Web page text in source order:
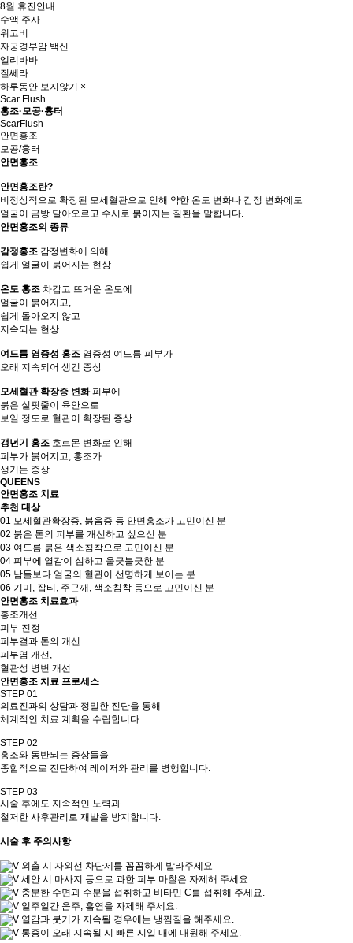
8월 휴진안내
수액 주사
위고비
자궁경부암 백신
엘리바바
질쎄라
하루동안 보지않기
×
Scar Flush
홍조·모공·흉터
ScarFlush
안면홍조
모공/흉터
안면홍조
안면홍조란?
비정상적으로 확장된 모세혈관으로 인해 약한 온도 변화나 감정 변화에도
얼굴이 금방 달아오르고 수시로 붉어지는 질환을 말합니다.
안면홍조의 종류
감정홍조 감정변화에 의해
쉽게 얼굴이 붉어지는 현상
온도 홍조 차갑고 뜨거운 온도에
얼굴이 붉어지고,
쉽게 돌아오지 않고
지속되는 현상
여드름 염증성 홍조 염증성 여드름 피부가
오래 지속되어 생긴 증상
모세혈관 확장증 변화피부에
붉은 실핏줄이 육안으로
보일 정도로 혈관이 확장된 증상
갱년기 홍조 호르몬 변화로 인해
피부가 붉어지고, 홍조가
생기는 증상
QUEENS
안면홍조 치료
추천 대상
01 모세혈관확장증, 붉음증 등 안면홍조가 고민이신 분
02 붉은 톤의 피부를 개선하고 싶으신 분
03 여드름 붉은 색소침착으로 고민이신 분
04 피부에 열감이 심하고 울긋불긋한 분
05 남들보다 얼굴의 혈관이 선명하게 보이는 분
06 기미, 잡티, 주근깨, 색소침착 등으로 고민이신 분
안면홍조 치료효과
홍조개선
피부 진정
피부결과 톤의 개선
피부염 개선,
혈관성 병변 개선
안면홍조 치료 프로세스
STEP 01
의료진과의 상담과 정밀한 진단을 통해
체계적인 치료 계획을 수립합니다.
STEP 02
홍조와 동반되는 증상들을
종합적으로 진단하여 레이저와 관리를 병행합니다.
STEP 03
시술 후에도 지속적인 노력과
철저한 사후관리로 재발을 방지합니다.
시술 후 주의사항
외출 시 자외선 차단제를 꼼꼼하게 발라주세요
세안 시 마사지 등으로 과한 피부 마찰은 자제해 주세요.
충분한 수면과 수분을 섭취하고 비타민 C를 섭취해 주세요.
일주일간 음주, 흡연을 자제해 주세요.
열감과 붓기가 지속될 경우에는 냉찜질을 해주세요.
통증이 오래 지속될 시 빠른 시일 내에 내원해 주세요.